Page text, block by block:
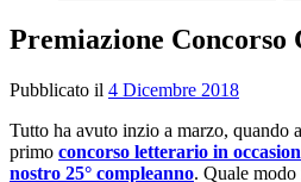
Premiazione Concorso
Pubblicato il 4 Dicembre 2018
Tutto ha avuto inzio a marzo, quando
primo concorso letterario in
nostro 25° compleanno. Quale